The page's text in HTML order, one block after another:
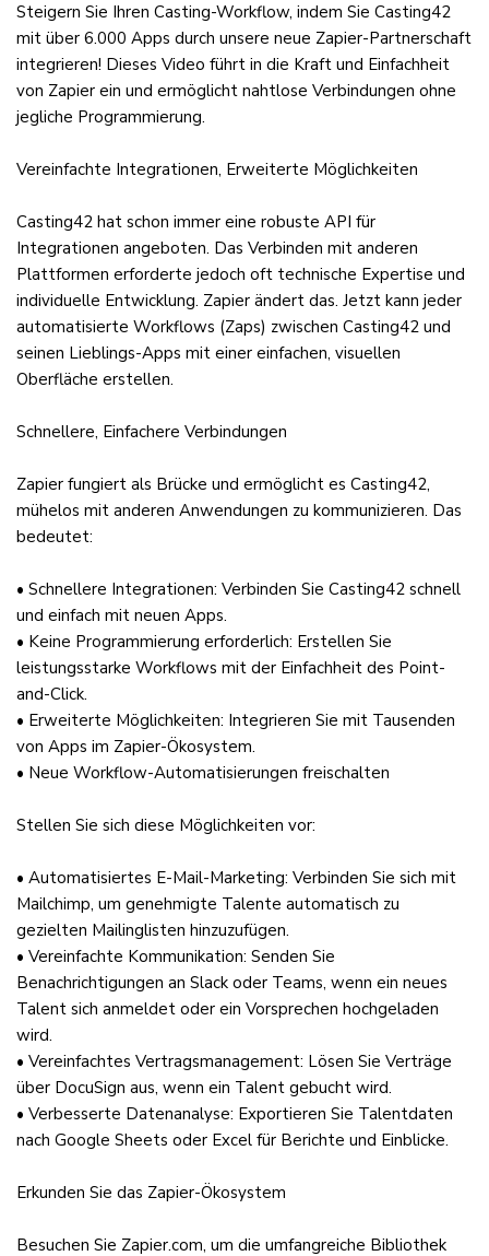
Steigern Sie Ihren Casting-Workflow, indem Sie Casting42
mit über 6.000 Apps durch unsere neue Zapier-Partnerschaft
integrieren! Dieses Video führt in die Kraft und Einfachheit
von Zapier ein und ermöglicht nahtlose Verbindungen ohne
jegliche Programmierung.
Vereinfachte Integrationen, Erweiterte Möglichkeiten
Casting42 hat schon immer eine robuste API für
Integrationen angeboten. Das Verbinden mit anderen
Plattformen erforderte jedoch oft technische Expertise und
individuelle Entwicklung. Zapier ändert das. Jetzt kann jeder
automatisierte Workflows (Zaps) zwischen Casting42 und
seinen Lieblings-Apps mit einer einfachen, visuellen
Oberfläche erstellen.
Schnellere, Einfachere Verbindungen
Zapier fungiert als Brücke und ermöglicht es Casting42,
mühelos mit anderen Anwendungen zu kommunizieren. Das
bedeutet:
• Schnellere Integrationen: Verbinden Sie Casting42 schnell
und einfach mit neuen Apps.
• Keine Programmierung erforderlich: Erstellen Sie
leistungsstarke Workflows mit der Einfachheit des Point-
and-Click.
• Erweiterte Möglichkeiten: Integrieren Sie mit Tausenden
von Apps im Zapier-Ökosystem.
• Neue Workflow-Automatisierungen freischalten
Stellen Sie sich diese Möglichkeiten vor:
• Automatisiertes E-Mail-Marketing: Verbinden Sie sich mit
Mailchimp, um genehmigte Talente automatisch zu
gezielten Mailinglisten hinzuzufügen.
• Vereinfachte Kommunikation: Senden Sie
Benachrichtigungen an Slack oder Teams, wenn ein neues
Talent sich anmeldet oder ein Vorsprechen hochgeladen
wird.
• Vereinfachtes Vertragsmanagement: Lösen Sie Verträge
über DocuSign aus, wenn ein Talent gebucht wird.
• Verbesserte Datenanalyse: Exportieren Sie Talentdaten
nach Google Sheets oder Excel für Berichte und Einblicke.
Erkunden Sie das Zapier-Ökosystem
Besuchen Sie Zapier.com, um die umfangreiche Bibliothek